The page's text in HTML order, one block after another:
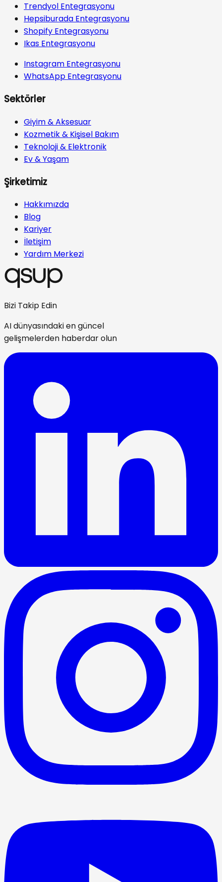
Trendyol Entegrasyonu
Hepsiburada Entegrasyonu
Shopify Entegrasyonu
Ikas Entegrasyonu
Instagram Entegrasyonu
WhatsApp Entegrasyonu
Sektörler
Giyim & Aksesuar
Kozmetik & Kişisel Bakım
Teknoloji & Elektronik
Ev & Yaşam
Şirketimiz
Hakkımızda
Blog
Kariyer
İletişim
Yardım Merkezi
Bizi Takip Edin
AI dünyasındaki en güncel
gelişmelerden haberdar olun